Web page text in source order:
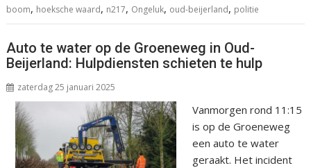
boom, hoeksche waard, n217, Ongeluk, oud-beijerland, politie
Auto te water op de Groeneweg in Oud-
Beijerland: Hulpdiensten schieten te hulp
zaterdag 25 januari 2025
Vanmorgen rond 11:15
is op de Groeneweg
een auto te water
geraakt. Het incident